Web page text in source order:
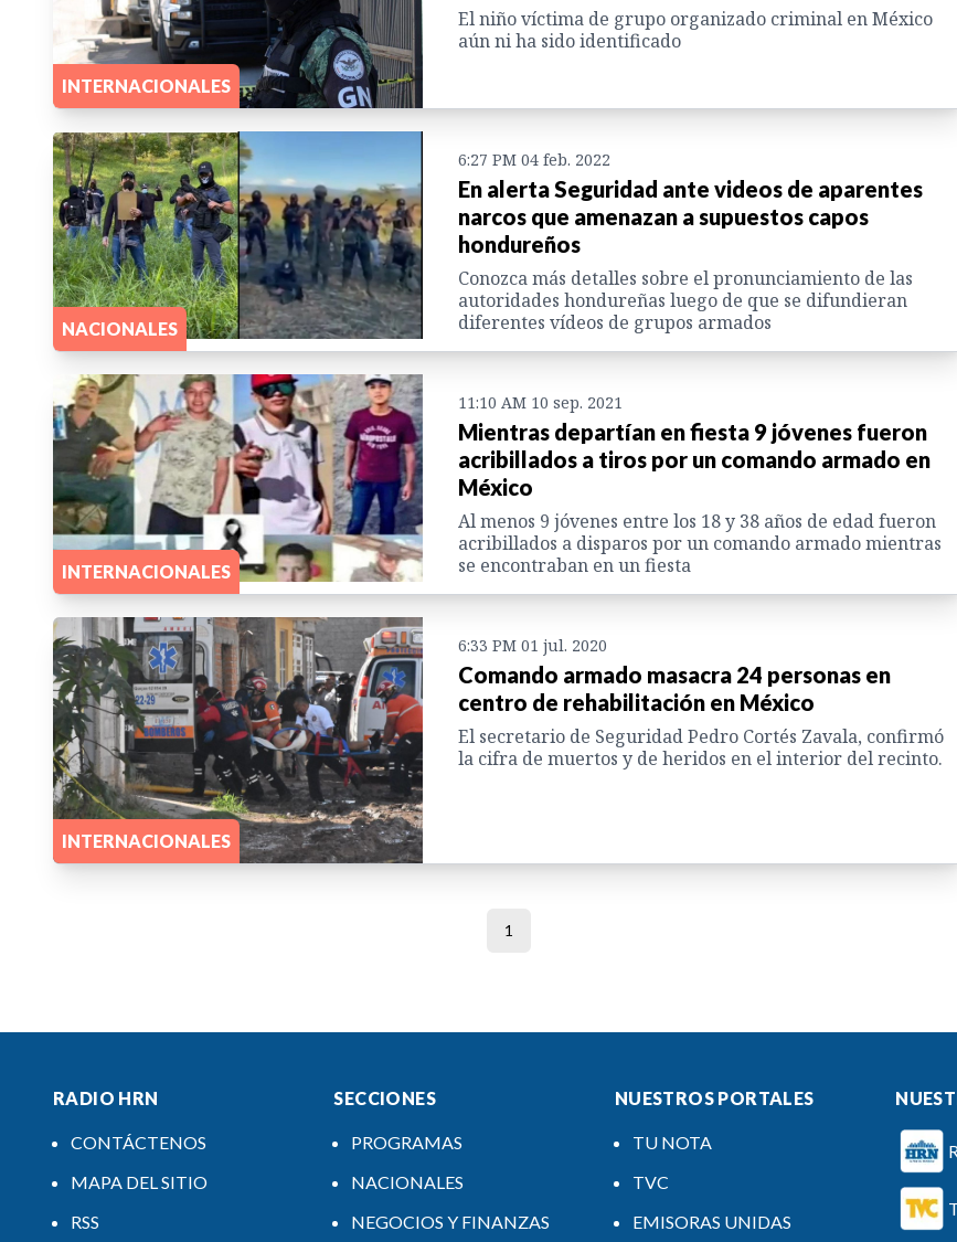
INTERNACIONALES
El niño víctima de grupo organizado criminal en México
aún ni ha sido identificado
NACIONALES
6:27 PM 04 feb. 2022
En alerta Seguridad ante videos de aparentes
narcos que amenazan a supuestos capos
hondureños
Conozca más detalles sobre el pronunciamiento de las
autoridades hondureñas luego de que se difundieran
diferentes vídeos de grupos armados
INTERNACIONALES
11:10 AM 10 sep. 2021
Mientras departían en fiesta 9 jóvenes fueron
acribillados a tiros por un comando armado en
México
Al menos 9 jóvenes entre los 18 y 38 años de edad fueron
acribillados a disparos por un comando armado mientras
se encontraban en un fiesta
INTERNACIONALES
6:33 PM 01 jul. 2020
Comando armado masacra 24 personas en
centro de rehabilitación en México
El secretario de Seguridad Pedro Cortés Zavala, confirmó
la cifra de muertos y de heridos en el interior del recinto.
1
RADIO HRN
CONTÁCTENOS
MAPA DEL SITIO
RSS
SECCIONES
PROGRAMAS
NACIONALES
NEGOCIOS Y FINANZAS
NUESTROS PORTALES
TU NOTA
TVC
EMISORAS UNIDAS